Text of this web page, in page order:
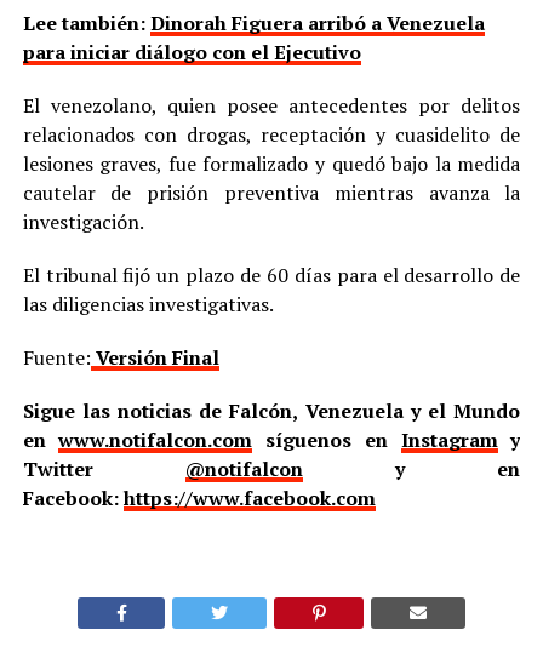
Lee también:Dinorah Figuera arribó a Venezuela
para iniciar diálogo con el Ejecutivo
El venezolano, quien posee antecedentes por delitos
relacionados con drogas, receptación y cuasidelito de
lesiones graves, fue formalizado y quedó bajo la medida
cautelar de prisión preventiva mientras avanza la
investigación.
El tribunal fijó un plazo de 60 días para el desarrollo de
las diligencias investigativas.
Fuente: Versión Final
Sigue las noticias de Falcón, Venezuela y el Mundo
enwww.notifalcon.com síguenos en Instagramy
Twitter @notifalcony en
Facebook:https://www.facebook.com